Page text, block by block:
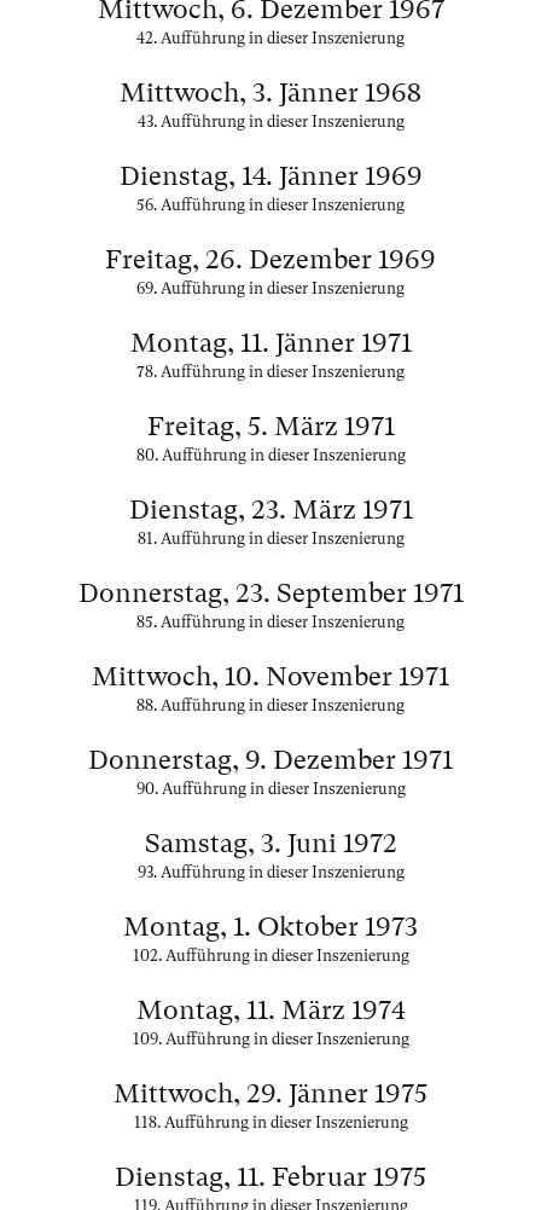
Mittwoch, 6. Dezember 1967
42. Aufführung in dieser Inszenierung
Mittwoch, 3. Jänner 1968
43. Aufführung in dieser Inszenierung
Dienstag, 14. Jänner 1969
56. Aufführung in dieser Inszenierung
Freitag, 26. Dezember 1969
69. Aufführung in dieser Inszenierung
Montag, 11. Jänner 1971
78. Aufführung in dieser Inszenierung
Freitag, 5. März 1971
80. Aufführung in dieser Inszenierung
Dienstag, 23. März 1971
81. Aufführung in dieser Inszenierung
Donnerstag, 23. September 1971
85. Aufführung in dieser Inszenierung
Mittwoch, 10. November 1971
88. Aufführung in dieser Inszenierung
Donnerstag, 9. Dezember 1971
90. Aufführung in dieser Inszenierung
Samstag, 3. Juni 1972
93. Aufführung in dieser Inszenierung
Montag, 1. Oktober 1973
102. Aufführung in dieser Inszenierung
Montag, 11. März 1974
109. Aufführung in dieser Inszenierung
Mittwoch, 29. Jänner 1975
118. Aufführung in dieser Inszenierung
Dienstag, 11. Februar 1975
119. Aufführung in dieser Inszenierung